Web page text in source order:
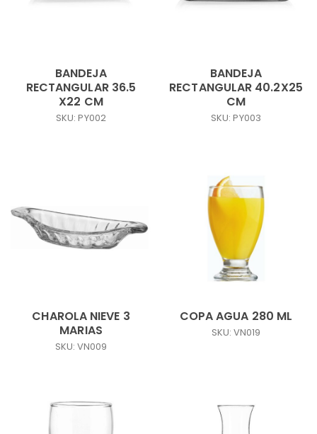
BANDEJA
RECTANGULAR 36.5
X22 CM
SKU: PY002
BANDEJA
RECTANGULAR 40.2X25
CM
SKU: PY003
CHAROLA NIEVE 3
MARIAS
SKU: VN009
COPA AGUA 280 ML
SKU: VN019